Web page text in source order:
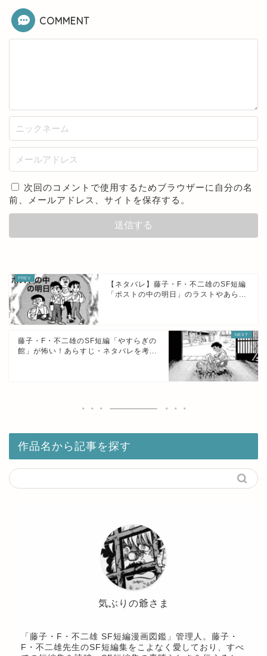
COMMENT
次回のコメントで使用するためブラウザーに自分の名
前、メールアドレス、サイトを保存する。
【ネタバレ】藤子・F・不二雄のSF短編
「ポストの中の明日」のラストやあら...
藤子・F・不二雄のSF短編「やすらぎの
館」が怖い！あらすじ・ネタバレを考...
作品名から記事を探す
気ぶりの爺さま
「藤子・F・不二雄 SF短編漫画図鑑」管理人。藤子・
F・不二雄先生のSF短編集をこよなく愛しており、すべ